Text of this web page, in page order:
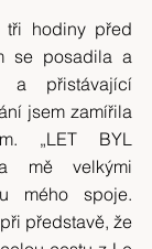
tři hodiny před
se posadila a
a přistávající
jsem zamířila
„LET BYL
mě velkými
mého spoje.
představě, že